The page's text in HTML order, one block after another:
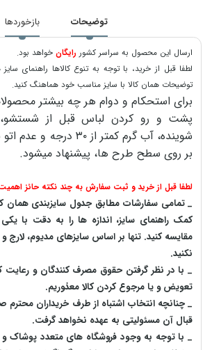
توضیحات بازخوردها
ارسال این محصول به سراسر کشور رایگانخواهد بود.
لطفا قبل از خرید، با توجه به تنوع کالاها راهنمای
توضیحات همان کالا با سایز مناسب خود هماهنگ کنید.
برای استحکام و دوام هر چه بیشتر
پشت و رو کردن لباس قبل از شستشو،
شوینده، آب گرم کمتر از ۳۰
بر روی سطح طرح ها، پیشنهاد میشود.
لطفا قبل از خرید و ثبت سفارش به چند نکته حائز
_ تمامی سفارشات مطابق جدول سایزبندی همان
کمک راهنمای سایز، اندازه ها را به دقت با
مقایسه کنید. تنها بر اساس سایزهای مدیوم،
نکنید.
_ با در نظر گرفتن حقوق مصرف کنندگان و رعایت
تعویض و یا مرجوع کردن کالا معذوریم.
_ چنانچه انتخاب اشتباه از طرف خریداران محترم
قبال آن مسئولیتی به عهده نخواهد گرفت.
_ با توجه به‌ وجود فروشگاه های متعدد‌ پوشاک و